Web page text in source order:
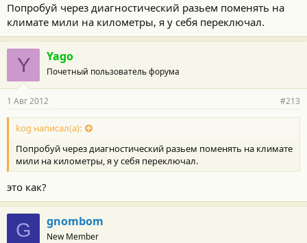
Попробуй через диагностический разьем поменять на
климате мили на километры, я у себя переключал.
Y Yago
Почетный пользователь форума
1 Авг 2012 #213
kog написал(а):
Попробуй через диагностический разьем поменять на климате
мили на километры, я у себя переключал.
это как?
G gnombom
New Member